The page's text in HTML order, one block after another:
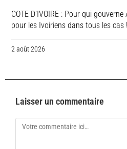
COTE D’IVOIRE : Pour qui
pour les Ivoiriens dans tous les cas
2 août 2026
Laisser un commentaire